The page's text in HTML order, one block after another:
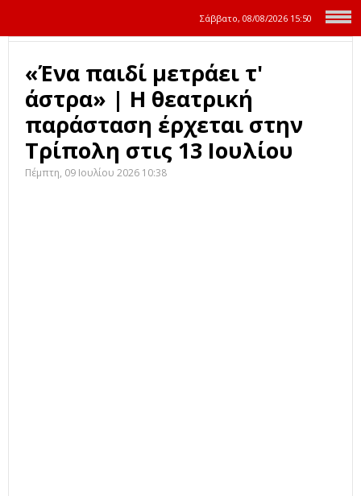
Σάββατο, 08/08/2026 15:50
«Ένα παιδί μετράει τ'
άστρα» | Η θεατρική
παράσταση έρχεται στην
Τρίπολη στις 13 Ιουλίου
Πέμπτη, 09 Ιουλίου 2026 10:38